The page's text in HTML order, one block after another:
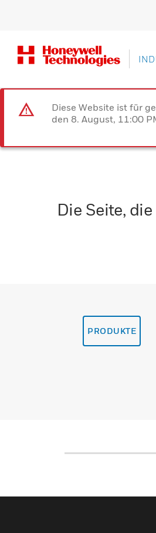
Diese Website ist für
den 8. August, 11:00
Die Seite,
PRODUKTE